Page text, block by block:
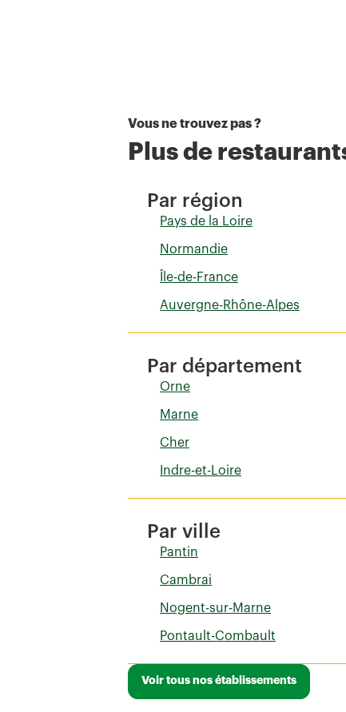
Vous ne trouvez pas ?
Plus de
Par région
Pays de la Loire
Normandie
Île-de-France
Auvergne-Rhône-Alpes
Par département
Orne
Marne
Cher
Indre-et-Loire
Par ville
Pantin
Cambrai
Nogent-sur-Marne
Pontault-Combault
Voir tous nos établissements